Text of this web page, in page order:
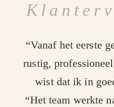
“Vanaf het eerste
rustig,
wist dat ik in
“Het team werkte